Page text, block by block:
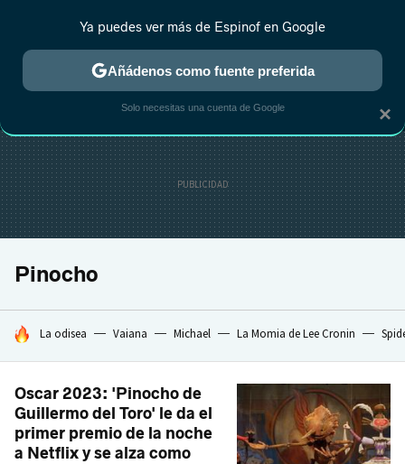
MENÚ NUEVO
ESTRENOS REALITY ANIME RANKINGS CINE
Pinocho
HOY SE HABLA DE
La odisea Vaiana Michael La Momia de Lee Cronin
Oscar 2023: 'Pinocho de
Guillermo del Toro' le da el
primer premio de la noche
a Netflix y se alza como
×
Ya puedes ver más de Espinof en Google
Añádenos como fuente preferida
Solo necesitas una cuenta de Google